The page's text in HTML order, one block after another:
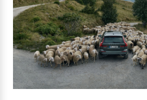
Mehr erfahren